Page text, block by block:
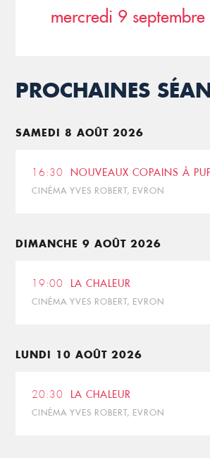
mercredi 9
PROCHAINES
SAMEDI 8 AOÛT 2026
16:30 NOUVEAUX COPAINS À
CINÉMA YVES ROBERT, EVRON
DIMANCHE 9 AOÛT 2026
19:00 LA CHALEUR
CINÉMA YVES ROBERT, EVRON
LUNDI 10 AOÛT 2026
20:30 LA CHALEUR
CINÉMA YVES ROBERT, EVRON